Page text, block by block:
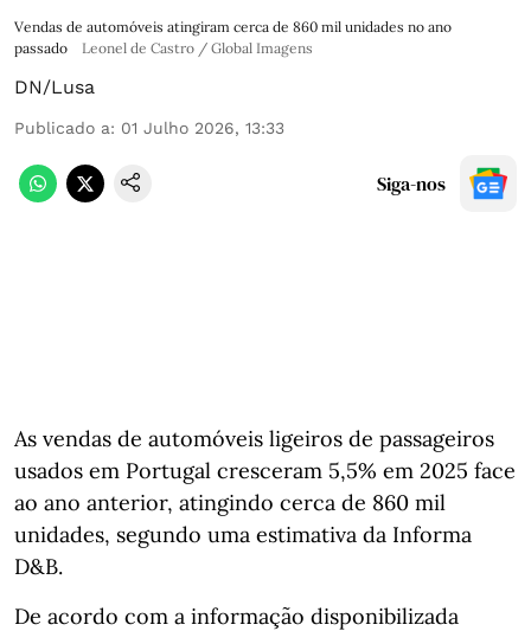
Vendas de automóveis atingiram cerca de 860 mil unidades no ano
passado
Leonel de Castro / Global Imagens
DN/Lusa
Publicado a: 01 Julho 2026, 13:33
Siga-nos
As vendas de automóveis ligeiros de passageiros
usados em Portugal cresceram 5,5% em 2025 face
ao ano anterior, atingindo cerca de 860 mil
unidades, segundo uma estimativa da Informa
D&B.
De acordo com a informação disponibilizada